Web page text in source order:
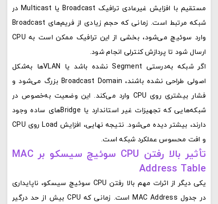
مستقیم با افزایش غیرعادی ترافیک Broadcast یا Multicast در
شبکه مرتبط است. زمانی که حجم زیادی از فریم‌های Broadcast
وارد سوئیچ می‌شود، بخشی از این ترافیک ممکن است به CPU
ارسال شود تا پردازش کنترلی انجام شود.
اگر شبکه به‌درستی Segment نشده باشد یا VLANها به‌شکل
اصولی طراحی نشده باشند، Broadcast Domain بزرگ می‌شود و
فشار بیشتری روی CPU وارد می‌کند. این وضعیت به‌خصوص در
شبکه‌هایی که تجهیزات غیر استاندارد یا Bridgeهای ساده وجود
دارند، بیشتر دیده می‌شود. نتیجه نهایی، افزایش Load روی CPU
و افت محسوس عملکرد شبکه است.
تأثیر بالا رفتن CPU سوئیچ سیسکو بر MAC
Address Table
یکی دیگر از اثرات مهم بالا رفتن CPU سوئیچ سیسکو، ناپایداری
در جدول MAC Address است. زمانی که CPU بیش از حد درگیر